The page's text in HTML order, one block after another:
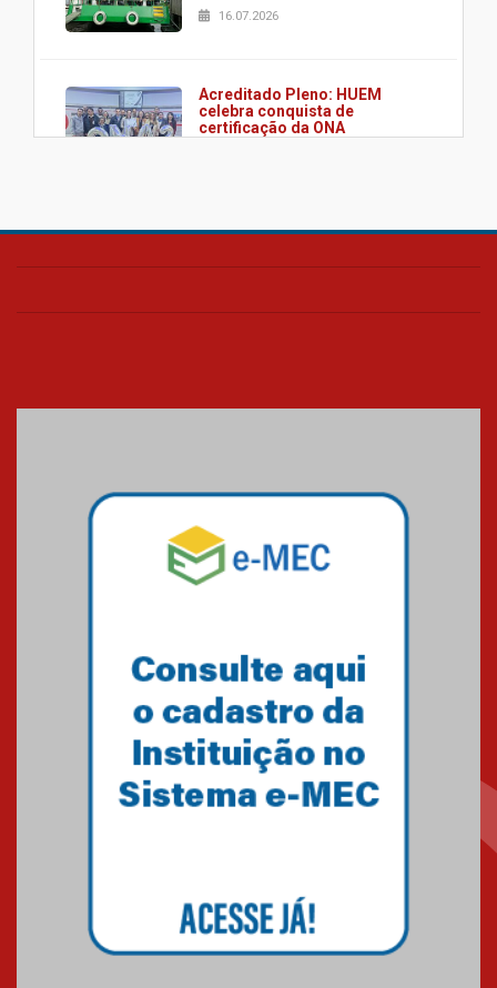
16.07.2026
Acreditado Pleno: HUEM
celebra conquista de
certificação da ONA
HUEM é o primeiro hospital do
UTI's inteligentes
Pós-Asco: evento do HUEM
debate novidades sobre
estudos e tratamentos contra
o câncer
MackPesquisa 2026 prorroga
inscrições até 14 de agosto
15.06.2026